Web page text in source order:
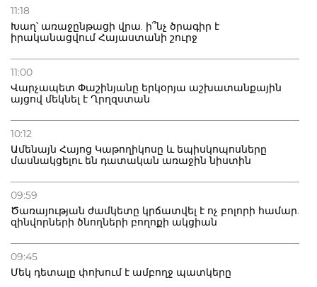
11:18
Խաղ՝ առաջընթացի վրա. ի՞նչ ծրագիր է
իրականացվում Հայաստանի շուրջ
11:00
Վարչապետ Փաշինյանը երկօրյա աշխատանքային
այցով մեկնել է Ղրղզստան
10:12
Ամենայն Հայոց Կաթողիկոսը և եպիսկոպոսները
մասնակցելու են դատական առաջին նիստին
09:59
Ծառայության ժամկետը կրճատվել է ոչ բոլորի համար.
զինվորների ծնողների բողոքի ակցիան
09:45
Մեկ դետալը փոխում է ամբողջ պատկերը